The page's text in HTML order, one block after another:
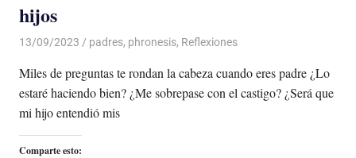
hijos
13/09/2023 De todo un Poco
padres, phronesis, Reflexiones
Miles de preguntas te rondan la cabeza cuando eres padre ¿Lo
estaré haciendo bien? ¿Me sobrepase con el castigo? ¿Será que
mi hijo entendió mis
Comparte esto: